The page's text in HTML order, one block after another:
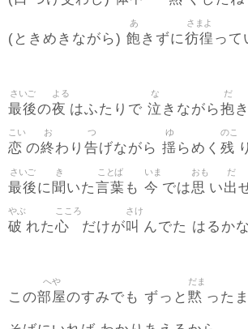
(ときめきながら) 飽
あ
きずに彷徨
さまよ
って
最後
さいご
の夜
よる
はふたりで 泣
な
きながら抱
だ
き
恋
こい
の終
お
わり 告
つ
げながら 揺
ゆ
らめく 残
のこ
り
最後
さいご
に 聞
き
いた言葉
ことば
も 今
いま
では思
おも
い出
だ
破
やぶ
れた心
こころ
だけが叫
さけ
んでた はるかな
この部屋
へや
のすみでも ずっと 黙
だま
った